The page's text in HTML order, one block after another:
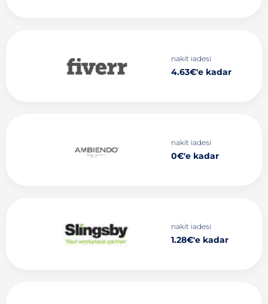
nakit iadesi
4.63€'e kadar
nakit iadesi
0€'e kadar
nakit iadesi
1.28€'e kadar